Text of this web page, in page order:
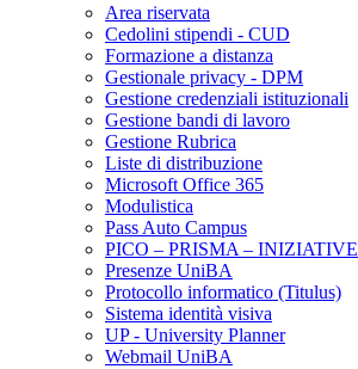
Area riservata
Cedolini stipendi - CUD
Formazione a distanza
Gestionale privacy - DPM
Gestione credenziali istituzionali
Gestione bandi di lavoro
Gestione Rubrica
Liste di distribuzione
Microsoft Office 365
Modulistica
Pass Auto Campus
PICO – PRISMA – INIZIATIVE
Presenze UniBA
Protocollo informatico (Titulus)
Sistema identità visiva
UP - University Planner
Webmail UniBA